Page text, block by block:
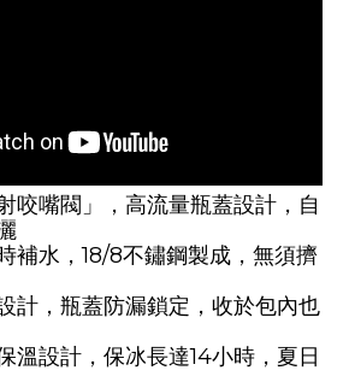
咬嘴閥」，高流量瓶蓋設計，自
補水，18/8不鏽鋼製成，無須擠
計，瓶蓋防漏鎖定，收於包內也
溫設計，保冰長達14小時，夏日